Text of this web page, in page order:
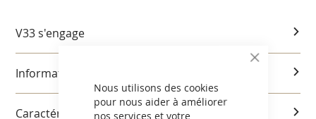
CLOSE
COOKIE
Nous utilisons des cookies
pour nous aider à améliorer
nos services et votre
V33 s'engage
Informations produits
Caractéristiques et utilisation